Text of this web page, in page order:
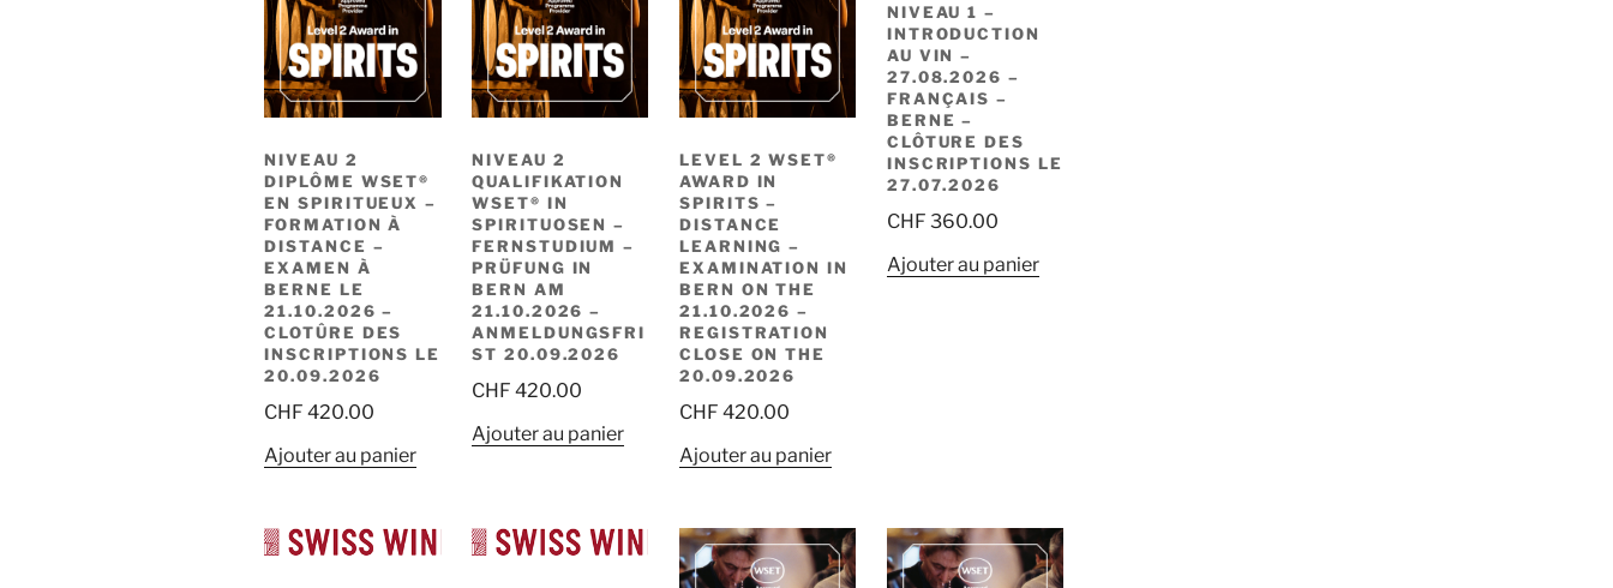
NIVEAU 2
DIPLÔME WSET®
EN SPIRITUEUX –
FORMATION À
DISTANCE –
EXAMEN À
BERNE LE
21.10.2026 –
CLOTÛRE DES
INSCRIPTIONS LE
20.09.2026
CHF 420.00
Ajouter au panier
NIVEAU 2
QUALIFIKATION
WSET® IN
SPIRITUOSEN –
FERNSTUDIUM –
PRÜFUNG IN
BERN AM
21.10.2026 –
ANMELDUNGSFRI
ST 20.09.2026
CHF 420.00
Ajouter au panier
LEVEL 2 WSET®
AWARD IN
SPIRITS –
DISTANCE
LEARNING –
EXAMINATION IN
BERN ON THE
21.10.2026 –
REGISTRATION
CLOSE ON THE
20.09.2026
CHF 420.00
Ajouter au panier
NIVEAU 1 –
INTRODUCTION
AU VIN –
27.08.2026 –
FRANÇAIS –
BERNE –
CLÔTURE DES
INSCRIPTIONS LE
27.07.2026
CHF 360.00
Ajouter au panier